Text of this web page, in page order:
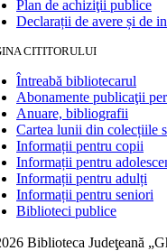
Plan de achiziţii publice
Declarații de avere și de
CITITORULUI
Întreabă bibliotecarul
Abonamente publicaţii
Anuare, bibliografii
Cartea lunii din colecțiile
Informații pentru copii
Informații pentru
Informații pentru adulți
Informații pentru seniori
Biblioteci publice
Biblioteca Judeţeană